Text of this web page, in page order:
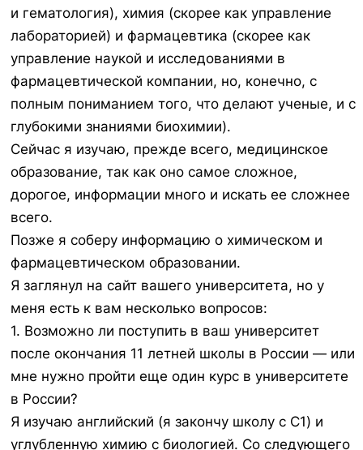
и гематология), химия (скорее как управление
лабораторией) и фармацевтика (скорее как
управление наукой и исследованиями в
фармацевтической компании, но, конечно, с
полным пониманием того, что делают ученые, и с
глубокими знаниями биохимии).
Сейчас я изучаю, прежде всего, медицинское
образование, так как оно самое сложное,
дорогое, информации много и искать ее сложнее
всего.
Позже я соберу информацию о химическом и
фармацевтическом образовании.
Я заглянул на сайт вашего университета, но у
меня есть к вам несколько вопросов:
1. Возможно ли поступить в ваш университет
после окончания 11 летней школы в России — или
мне нужно пройти еще один курс в университете
в России?
Я изучаю английский (я закончу школу с C1) и
углубленную химию с биологией. Со следующего